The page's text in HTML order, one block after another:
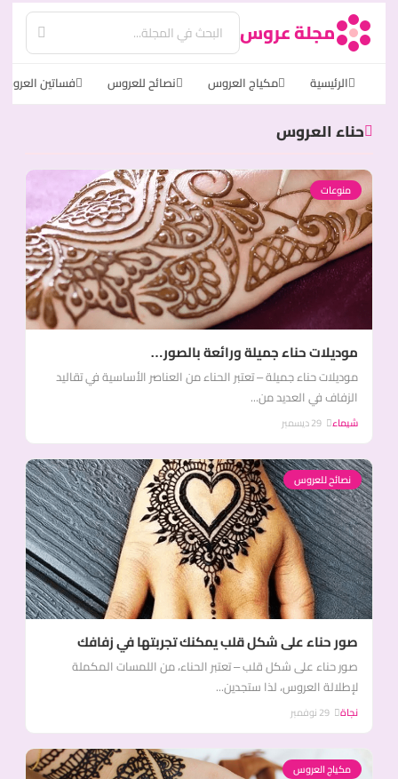
مجلة عروس
الرئيسية مكياج العروس نصائح للعروس فساتين العروس
حناء العروس
منوعات
موديلات حناء جميلة ورائعة بالصور…
موديلات حناء جميلة – تعتبر الحناء من العناصر الأساسية في تقاليد
الزفاف في العديد من...
شيماء
نصائح للعروس
صور حناء على شكل قلب يمكنك تجربتها في زفافك
صور حناء على شكل قلب – تعتبر الحناء، من اللمسات المكملة
لإطلالة العروس، لذا ستجدين...
نجاة
مكياج العروس